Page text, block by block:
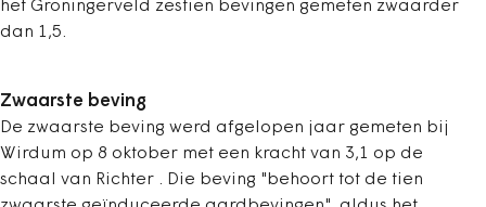
het Groningerveld zestien bevingen gemeten zwaarder
dan 1,5.
Zwaarste beving
De zwaarste beving werd afgelopen jaar gemeten bij
Wirdum op 8 oktober met een kracht van 3,1 op de
schaal van Richter . Die beving "behoort tot de tien